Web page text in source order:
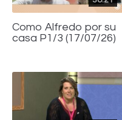
Como Alfredo por su
casa P1/3 (17/07/26)